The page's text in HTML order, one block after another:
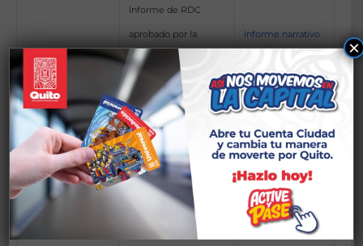
Sustento de la
entrega del
informe
preliminar y
formulario de
rendición de
cuentas
Informe de RDC
aprobado por la
máxima autoridad de
la entidad.
Informe narrativo
Formulario RDC
preliminar (Excel con
vínculos habilitados)
Formulario RDC
preliminar
Aprobación del
informe por parte de Aprobación del
×